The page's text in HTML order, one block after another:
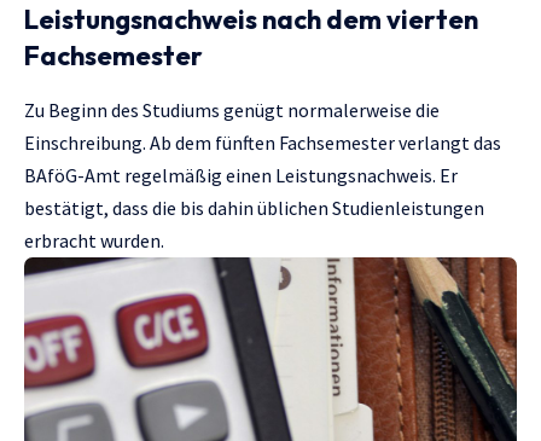
Leistungsnachweis nach dem vierten
Fachsemester
Zu Beginn des Studiums genügt normalerweise die
Einschreibung. Ab dem fünften Fachsemester verlangt das
BAföG-Amt regelmäßig einen Leistungsnachweis. Er
bestätigt, dass die bis dahin üblichen Studienleistungen
erbracht wurden.